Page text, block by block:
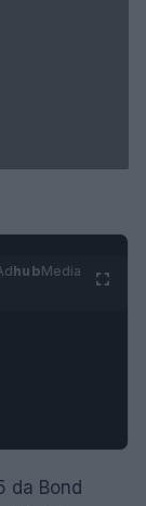
hubMedia
da Bond